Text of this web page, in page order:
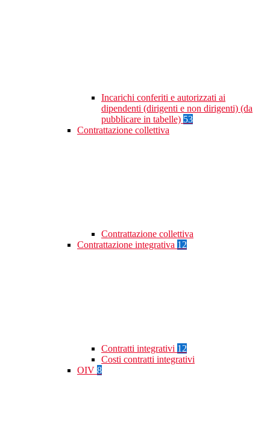
Incarichi conferiti e autorizzati ai
dipendenti (dirigenti e non dirigenti) (da
pubblicare in tabelle) 53
Contrattazione collettiva
Contrattazione collettiva
Contrattazione integrativa 12
Contratti integrativi 12
Costi contratti integrativi
OIV 8